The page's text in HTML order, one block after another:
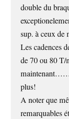
double du
sup. à ceux de
Les cadences
de 70 ou 80 T/
plus!
A noter que
remarquables